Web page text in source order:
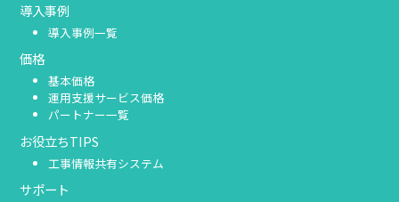
導入事例
導入事例一覧
価格
基本価格
運用支援サービス価格
パートナー一覧
お役立ちTIPS
工事情報共有システム
サポート